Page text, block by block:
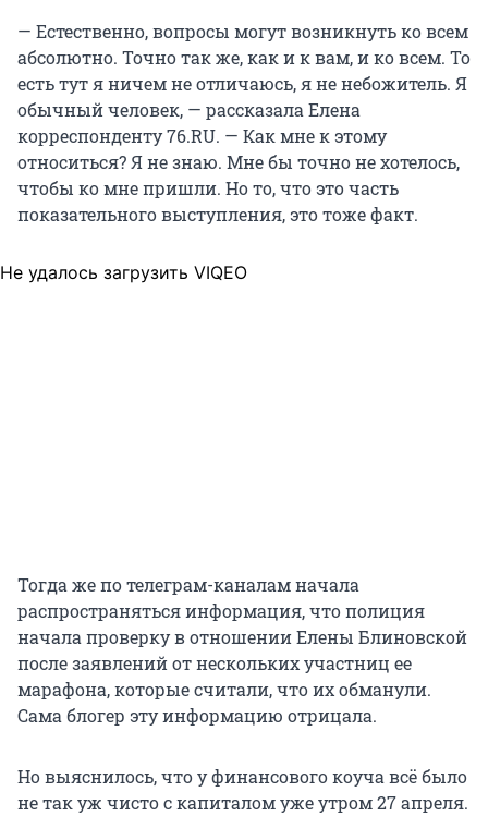
— Естественно, вопросы могут возникнуть ко всем
абсолютно. Точно так же, как и к вам, и ко всем. То
есть тут я ничем не отличаюсь, я не небожитель. Я
обычный человек, — рассказала Елена
корреспонденту 76.RU. — Как мне к этому
относиться? Я не знаю. Мне бы точно не хотелось,
чтобы ко мне пришли. Но то, что это часть
показательного выступления, это тоже факт.
Не удалось загрузить VIQEO
Тогда же по телеграм-каналам начала
распространяться информация, что полиция
начала проверку в отношении Елены Блиновской
после заявлений от нескольких участниц ее
марафона, которые считали, что их обманули.
Сама блогер эту информацию отрицала.
Но выяснилось, что у финансового коуча всё было
не так уж чисто с капиталом уже утром 27 апреля.